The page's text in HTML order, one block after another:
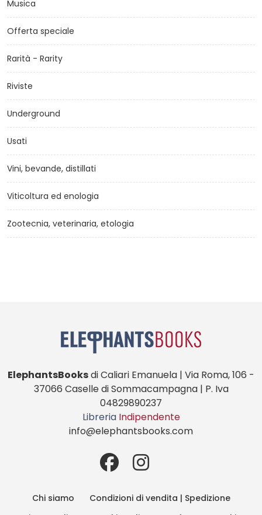
Musica
Offerta speciale
Rarità - Rarity
Riviste
Underground
Usati
Vini, bevande, distillati
Viticoltura ed enologia
Zootecnia, veterinaria, etologia
ElephantsBooksdi Caliari Emanuela | Via Roma, 106 -
37066 Caselle di Sommacampagna | P. Iva
04829890237
Libreria Indipendente
info@elephantsbooks.com
Chi siamo
Condizioni di vendita | Spedizione